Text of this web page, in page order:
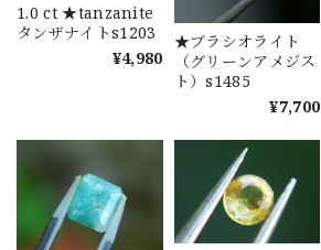
1.0 ct ★tanzanite
タンザナイトs1203
¥4,980
★ブラシオライト
（グリーンアメジス
ト）s1485
¥7,700